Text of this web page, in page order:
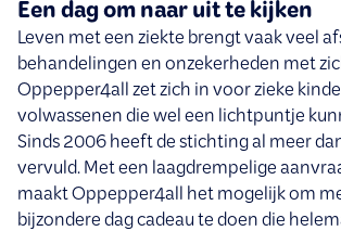
Een dag om naar uit te kijken
Leven met een ziekte brengt vaak veel
behandelingen en onzekerheden met
Oppepper4all zet zich in voor zieke
volwassenen die wel een lichtpuntje
Sinds 2006 heeft de stichting al meer
vervuld. Met een laagdrempelige
maakt Oppepper4all het mogelijk om
bijzondere dag cadeau te doen die